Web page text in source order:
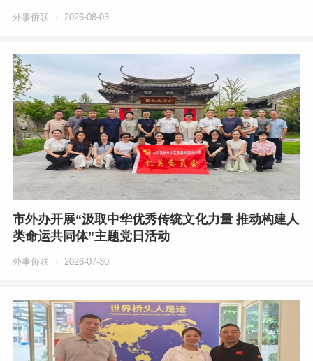
外事侨联 | 2026-08-03
市外办开展“汲取中华优秀传统文化力量 推动构建人
类命运共同体”主题党日活动
外事侨联 | 2026-07-30